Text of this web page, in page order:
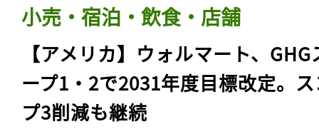
小売・宿泊・飲食・店舗
【アメリカ】ウォルマート、GHG
ープ1・2で2031年度目標改定。
プ3削減も継続